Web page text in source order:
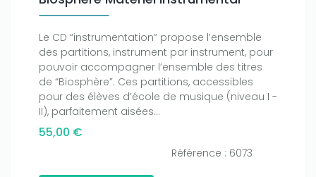
Le CD “instrumentation” propose l’ensemble
des partitions, instrument par instrument, pour
pouvoir accompagner l’ensemble des titres
de “Biosphère”. Ces partitions, accessibles
pour des élèves d’école de musique (niveau I -
II), parfaitement aisées...
55,00 €
Référence : 6073